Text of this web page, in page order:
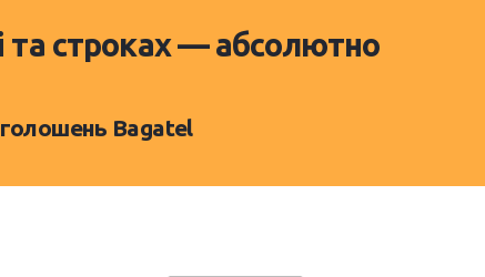
та строках — абсолютно
Bagatel